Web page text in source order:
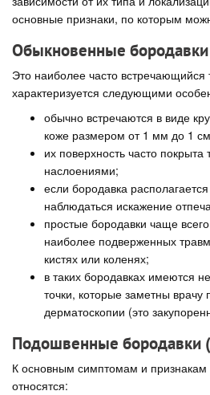
основные признаки, по которым
Обыкновенные бородавки
Это наиболее часто встречающийся
характеризуется следующими
обычно встречаются в виде
коже размером от 1 мм до 1
их поверхность часто
наслоениями;
если бородавка
наблюдаться искажение
простые бородавки чаще
наиболее подверженных
кистях или коленях;
в таких бородавках имеются
точки, которые заметны врачу
дерматоскопии (это
Подошвенные бородавки
К основным симптомам и
относятся: